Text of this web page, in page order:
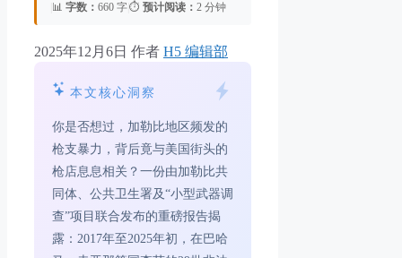
📊 字数： 660 字⏱️ 预计阅读： 2 分钟
2025年12月6日 作者 H5 编辑部
本文核心洞察
你是否想过，加勒比地区频发的
枪支暴力，背后竟与美国街头的
枪店息息相关？一份由加勒比共
同体、公共卫生署及“小型武器调
查”项目联合发布的重磅报告揭
露：2017年至2025年初，在巴哈